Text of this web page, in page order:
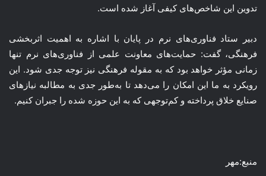
تدوین این شاخص‌های کیفی آغاز شده است.
دبیر ستاد فناوری‌های نرم در پایان با اشاره به اهمیت اثربخشی
فرهنگی، گفت: حمایت‌های معاونت علمی از فناوری‌های نرم تنها
زمانی مؤثر خواهد بود که به مقوله فرهنگی نیز توجه جدی شود. این
رویکرد به ما این امکان را می‌دهد تا به‌طور جدی به مطالبه نیازهای
صنایع خلاق پرداخته و کم‌توجهی‌ که به این حوزه شده را جبران کنیم.
منبع:مهر